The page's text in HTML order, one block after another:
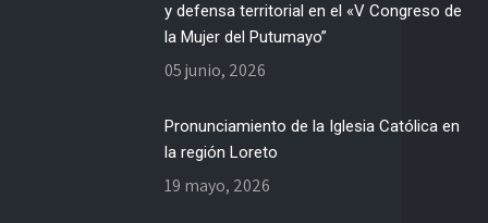
y defensa territorial en el «V Congreso de
la Mujer del Putumayo”
05 junio, 2026
Pronunciamiento de la Iglesia Católica en
la región Loreto
19 mayo, 2026